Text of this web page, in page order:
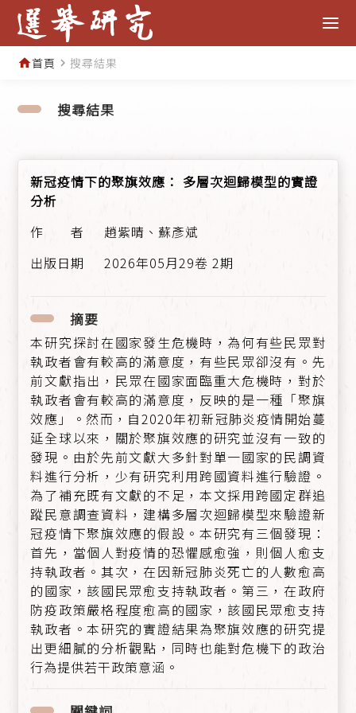
home首頁 navigate_next搜尋結果
搜尋結果
新冠疫情下的聚旗效應： 多層次迴歸模型的實證
分析
趙紫晴、蘇彥斌
2026年05月29卷 2期
摘要
本研究探討在國家發生危機時，為何有些民眾對
執政者會有較高的滿意度，有些民眾卻沒有。先
前文獻指出，民眾在國家面臨重大危機時，對於
執政者會有較高的滿意度，反映的是一種「聚旗
效應」。然而，自2020年初新冠肺炎疫情開始蔓
延全球以來，關於聚旗效應的研究並沒有一致的
發現。由於先前文獻大多針對單一國家的民調資
料進行分析，少有研究利用跨國資料進行驗證。
為了補充既有文獻的不足，本文採用跨國定群追
蹤民意調查資料，建構多層次迴歸模型來驗證新
冠疫情下聚旗效應的假設。本研究有三個發現：
首先，當個人對疫情的恐懼感愈強，則個人愈支
持執政者。其次，在因新冠肺炎死亡的人數愈高
的國家，該國民眾愈支持執政者。第三，在政府
防疫政策嚴格程度愈高的國家，該國民眾愈支持
執政者。本研究的實證結果為聚旗效應的研究提
出更細膩的分析觀點，同時也能對危機下的政治
行為提供若干政策意涵。